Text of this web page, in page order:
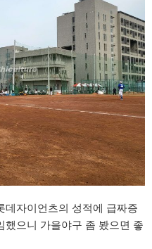
데자이언츠의 성적에 급짜증
했으니 가을야구 좀 봤으면 좋